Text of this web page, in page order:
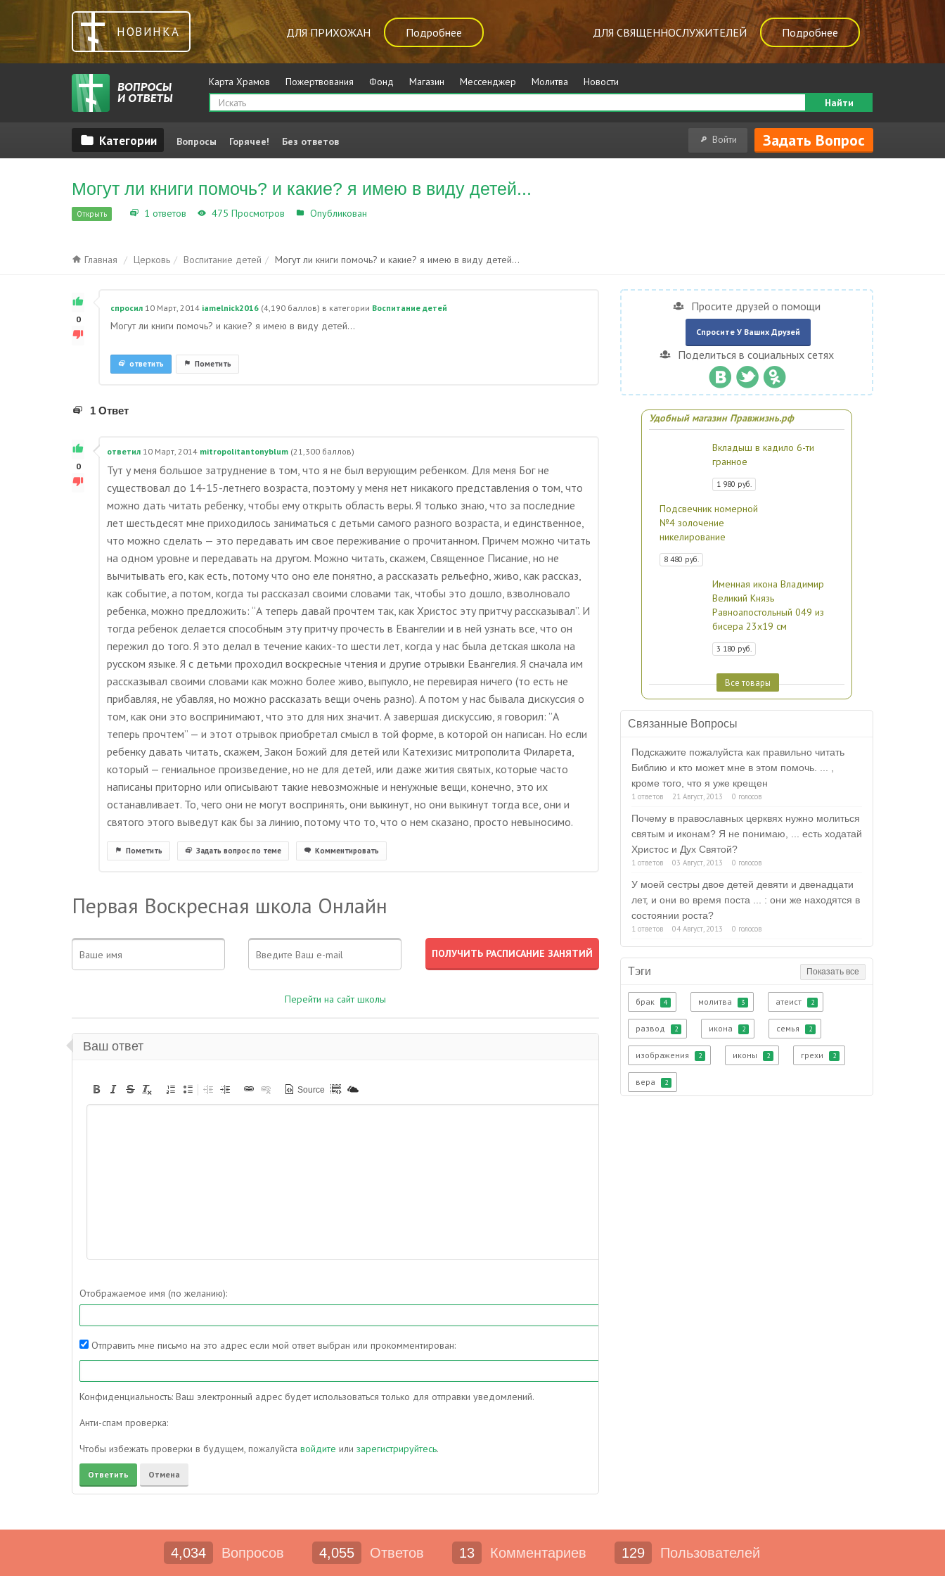
НОВИНКА ДЛЯ ПРИХОЖАН Подробнее ДЛЯ СВЯЩЕННОСЛУЖИТЕЛЕЙ Подробнее
Карта Храмов Пожертвования Фонд Магазин Мессенджер Молитва
Новости
Найти
Вопросы Горячее! Без ответов Войти Задать Вопрос
Могут ли книги помочь? и какие? я имею в виду детей...
Открыть 1 ответов 475 Просмотров Опубликован
Главная Церковь Воспитание детей Могут ли книги помочь? и какие? я имею в виду детей...
0
спросил 10 Март, 2014 iamelnick2016 (4,190 баллов) в категории Воспитание детей
Могут ли книги помочь? и какие? я имею в виду детей...
Пометить
ответить
1 Ответ
0
ответил 10 Март, 2014 mitropolitantonyblum (21,300 баллов)
Тут у меня большое затруднение в том, что я не был верующим ребенком. Для меня Бог не
существовал до 14-15-летнего возраста, поэтому у меня нет никакого представления о том, что
можно дать читать ребенку, чтобы ему открыть область веры. Я только знаю, что за последние
лет шестьдесят мне приходилось заниматься с детьми самого разного возраста, и единственное,
что можно сделать — это передавать им свое переживание о прочитанном. Причем можно читать
на одном уровне и передавать на другом. Можно читать, скажем, Священное Писание, но не
вычитывать его, как есть, потому что оно еле понятно, а рассказать рельефно, живо, как рассказ,
как событие, а потом, когда ты рассказал своими словами так, чтобы это дошло, взволновало
ребенка, можно предложить: “А теперь давай прочтем так, как Христос эту притчу рассказывал”. И
тогда ребенок делается способным эту притчу прочесть в Евангелии и в ней узнать все, что он
пережил до того. Я это делал в течение каких-то шести лет, когда у нас была детская школа на
русском языке. Я с детьми проходил воскресные чтения и другие отрывки Евангелия. Я сначала им
рассказывал своими словами как можно более живо, выпукло, не перевирая ничего (то есть не
прибавляя, не убавляя, но можно рассказать вещи очень разно). А потом у нас бывала дискуссия о
том, как они это воспринимают, что это для них значит. А завершая дискуссию, я говорил: ”А
теперь прочтем” — и этот отрывок приобретал смысл в той форме, в которой он написан. Но если
ребенку давать читать, скажем, Закон Божий для детей или Катехизис митрополита Филарета,
который — гениальное произведение, но не для детей, или даже жития святых, которые часто
написаны приторно или описывают такие невозможные и ненужные вещи, конечно, это их
останавливает. То, чего они не могут воспринять, они выкинут, но они выкинут тогда все, они и
святого этого выведут как бы за линию, потому что то, что о нем сказано, просто невыносимо.
Пометить Задать вопрос по теме Комментировать
Первая Воскресная школа Онлайн
Перейти на сайт школы
Ваш ответ
Source
Отображаемое имя (по желанию):
Отправить мне письмо на это адрес если мой ответ выбран или прокомментирован:
Конфиденциальность: Ваш электронный адрес будет использоваться только для отправки уведомлений.
Анти-спам проверка:
Чтобы избежать проверки в будущем, пожалуйста войдите или зарегистрируйтесь.
Просите друзей о помощи
Спросите У Ваших Друзей
Поделиться в социальных сетях
Удобный магазин Правжизнь.рф
Вкладыш в кадило 6-ти
гранное
1 980 руб.
Подсвечник номерной
№4 золочение
никелирование
8 480 руб.
Именная икона Владимир
Великий Князь
Равноапостольный 049 из
бисера 23х19 см
3 180 руб.
Все товары
Связанные Вопросы
Подскажите пожалуйста как правильно читать
Библию и кто может мне в этом помочь. ... ,
кроме того, что я уже крещен
1 ответов 21 Август, 2013 0 голосов
Почему в православных церквях нужно молиться
святым и иконам? Я не понимаю, ... есть ходатай
Христос и Дух Святой?
1 ответов 03 Август, 2013 0 голосов
У моей сестры двое детей девяти и двенадцати
лет, и они во время поста ... : они же находятся в
состоянии роста?
1 ответов 04 Август, 2013 0 голосов
Тэги Показать все
брак 4 молитва 3 атеист 2
развод 2 икона 2 семья 2
изображения 2 иконы 2 грехи 2
вера 2
4,034 Вопросов 4,055 Ответов 13 Комментариев 129 Пользователей